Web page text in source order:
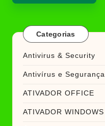
Categorias
Antivirus & Security
Antivírus e Segurança
ATIVADOR OFFICE
ATIVADOR WINDOWS